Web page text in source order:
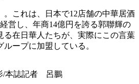
。これは、日本で12店舗の中華居酒
営し、年商14億円を誇る郭聯輝の
る在日華人たちが、実際にこの言葉
ープに加盟している。
/本誌記者 呂鵬